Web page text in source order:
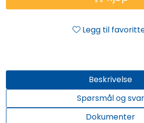
Legg til
Beskrivelse
Spørsmål og svar
Dokumenter